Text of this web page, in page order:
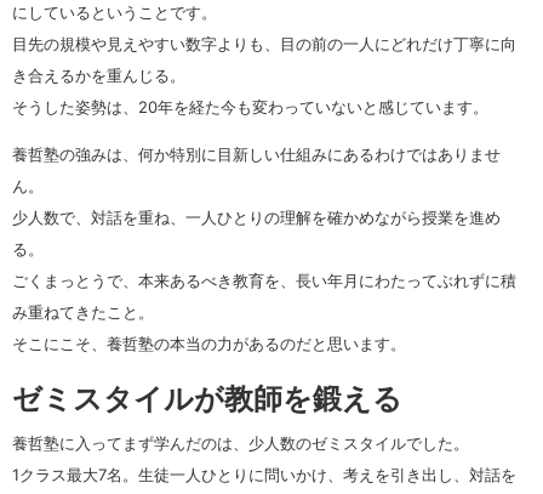
にしているということです。
目先の規模や見えやすい数字よりも、目の前の一人にどれだけ丁寧に向
き合えるかを重んじる。
そうした姿勢は、20年を経た今も変わっていないと感じています。
養哲塾の強みは、何か特別に目新しい仕組みにあるわけではありませ
ん。
少人数で、対話を重ね、一人ひとりの理解を確かめながら授業を進め
る。
ごくまっとうで、本来あるべき教育を、長い年月にわたってぶれずに積
み重ねてきたこと。
そこにこそ、養哲塾の本当の力があるのだと思います。
ゼミスタイルが教師を鍛える
養哲塾に入ってまず学んだのは、少人数のゼミスタイルでした。
1クラス最大7名。生徒一人ひとりに問いかけ、考えを引き出し、対話を